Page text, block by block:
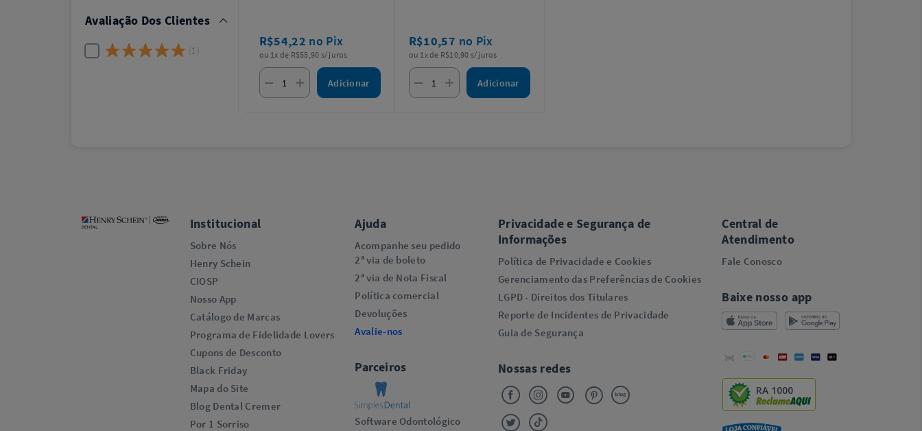
R$54,22 no Pix
ou 1x de R$55,90 s/ juros
Adicionar
R$10,57 no Pix
ou 1x de R$10,90 s/ juros
Adicionar
Avaliação Dos Clientes
1
Institucional
Sobre Nós
Henry Schein
CIOSP
Nosso App
Catálogo de Marcas
Programa de Fidelidade Lovers​
Cupons de Desconto
Black Friday
Mapa do Site
Blog Dental Cremer
Por 1 Sorriso
Ajuda
Acompanhe seu pedido
2ª via de boleto
2ª via de Nota Fiscal
Política comercial
Devoluções
Avalie-nos
Parceiros
Software Odontológico
Privacidade e Segurança de
Informações
Política de Privacidade e Cookies
Gerenciamento das Preferências de Cookies
LGPD - Direitos dos Titulares
Reporte de Incidentes de Privacidade
Guia de Segurança
Nossas redes
Central de
Atendimento
Fale Conosco
Baixe nosso app
RA 1000